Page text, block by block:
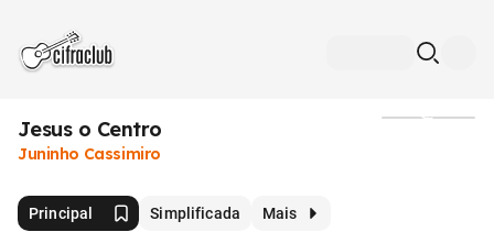
Jesus o Centro
Juninho Cassimiro
Principal Simplificada Mais